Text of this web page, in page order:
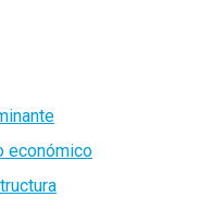
económico